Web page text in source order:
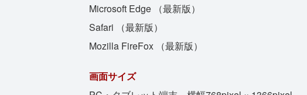
Microsoft Edge （最新版）
Safari （最新版）
Mozilla FireFox （最新版）
画面サイズ